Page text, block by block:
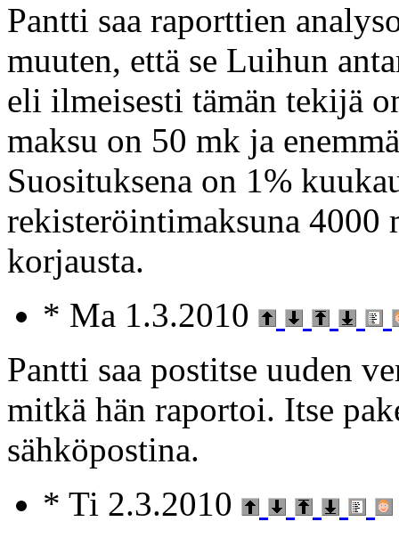
Pantti saa raporttien
muuten, että se Luihun
eli ilmeisesti tämän tekijä
maksu on 50 mk ja
Suosituksena on 1%
rekisteröintimaksuna 4000
korjausta.
* Ma 1.3.2010
Pantti saa postitse uuden
mitkä hän raportoi. Itse
sähköpostina.
* Ti 2.3.2010